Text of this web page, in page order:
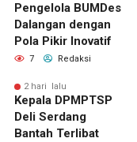
Pengelola BUMDes
Dalangan dengan
Pola Pikir Inovatif
7 Redaksi
2 hari lalu
Kepala DPMPTSP
Deli Serdang
Bantah Terlibat